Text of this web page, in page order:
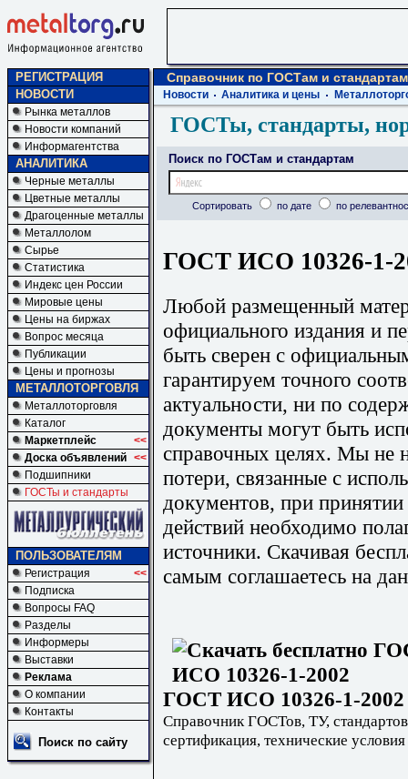
РЕГИСТРАЦИЯ
НОВОСТИ
Рынка металлов
Новости компаний
Информагентства
АНАЛИТИКА
Черные металлы
Цветные металлы
Драгоценные металлы
Металлолом
Сырье
Статистика
Индекс цен России
Мировые цены
Цены на биржах
Вопрос месяца
Публикации
Цены и прогнозы
МЕТАЛЛОТОРГОВЛЯ
Металлоторговля
Каталог
Маркетплейс
<<
Доска объявлений <<
Подшипники
ГОСТы и стандарты
ПОЛЬЗОВАТЕЛЯМ
Регистрация
<<
Подписка
Вопросы FAQ
Разделы
Информеры
Выставки
Реклама
О компании
Контакты
Поиск по сайту
Справочник по ГОСТам и стандартам
Новости Аналитика и цены
ГОСТы, стандарты,
Поиск по ГОСТам и стандартам
Сортировать по дате по
ГОСТ ИСО 10326-1-
Любой размещенный
официального издания и
быть сверен с
гарантируем точного
актуальности, ни по
документы могут быть
справочных целях. Мы не
потери, связанные с
документов, при
действий необходимо
источники. Скачивая
самым соглашаетесь на
ГОСТ ИСО 10326-1-2002
Справочник ГОСТов, ТУ,
сертификация, технические условия